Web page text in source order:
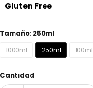
Gluten Free
Tamaño: 250ml
1000ml
250ml 100ml
Cantidad